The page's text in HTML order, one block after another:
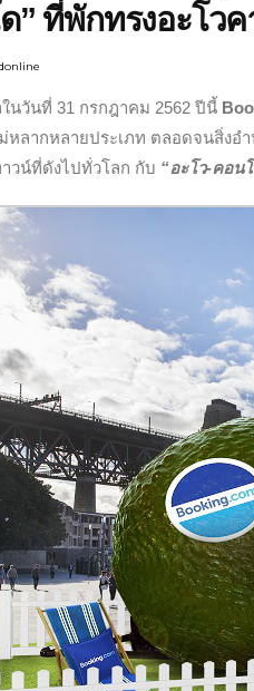
” ที่พักทรงอะโว
นวันที่ 31 กรกฎาคม 2562 ปีนี้
ลากหลายประเภท ตลอดจนสิ่งอ
วน์ที่ดังไปทั่วโลก กับ “อะโว-คอน